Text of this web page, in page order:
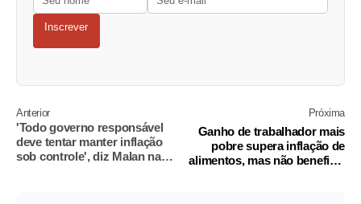
Inscrever
Anterior
'Todo governo responsável
deve tentar manter inflação
sob controle', diz Malan na
Próxima
Ganho de trabalhador mais
pobre supera inflação de
alimentos, mas não beneficia